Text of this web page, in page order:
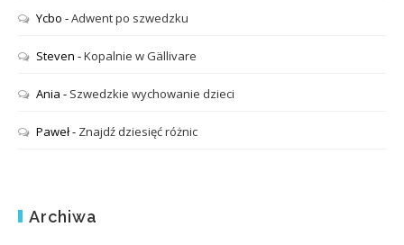
Ycbo -Adwent po szwedzku
Steven -Kopalnie w Gällivare
Ania - Szwedzkie wychowanie dzieci
Paweł- Znajdź dziesięć różnic
Archiwa